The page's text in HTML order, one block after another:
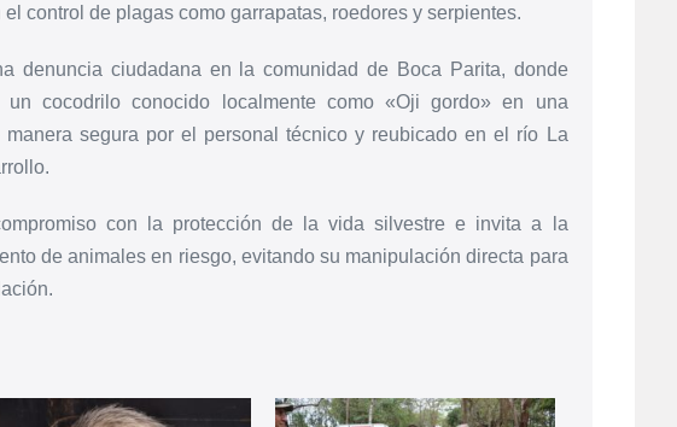
control de plagas como garrapatas, roedores y serpientes.
denuncia ciudadana en la comunidad de Boca Parita, donde
un cocodrilo conocido localmente como «Oji gordo» en una
segura por el personal técnico y reubicado en el río La
con la protección de la vida silvestre e invita a la
de animales en riesgo, evitando su manipulación directa para